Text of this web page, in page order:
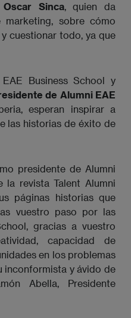
Oscar Sinca, quien da
sobre cómo
cuestionar todo, ya que
Business School y
de Alumni EAE
esperan inspirar a
las historias de éxito de
presidente de Alumni
la revista Talent Alumni
páginas historias que
vuestro paso por las
gracias a vuestro
capacidad de
en los problemas
inconformista y ávido de
Abella, Presidente